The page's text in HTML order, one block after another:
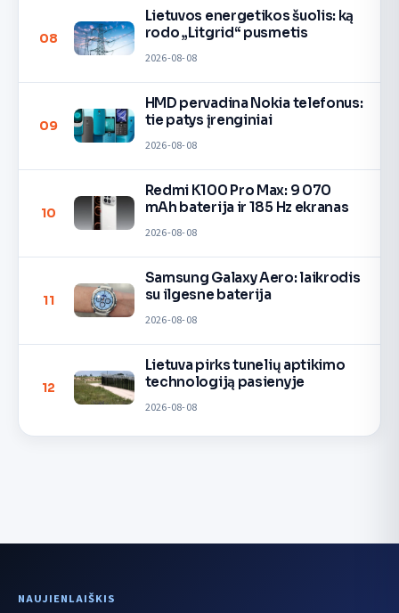
08
Lietuvos energetikos šuolis: ką
rodo „Litgrid“ pusmetis
2026-08-08
09
HMD pervadina Nokia telefonus:
tie patys įrenginiai
2026-08-08
10
Redmi K100 Pro Max: 9 070
mAh baterija ir 185 Hz ekranas
2026-08-08
11
Samsung Galaxy Aero: laikrodis
su ilgesne baterija
2026-08-08
12
Lietuva pirks tunelių aptikimo
technologiją pasienyje
2026-08-08
NAUJIENLAIŠKIS